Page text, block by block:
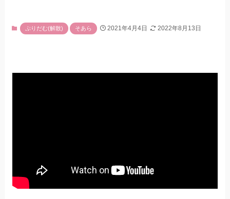
ぷりだむ(解散) そあら 2021年4月4日 2022年8月13日